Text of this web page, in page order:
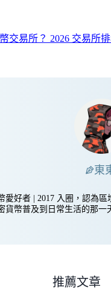
交易所？ 2026 交易所
東
愛好者 | 2017 入圈，認為
貨幣普及到日常生活的那一
推薦文章